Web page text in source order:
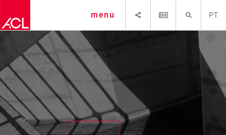
PT
menu